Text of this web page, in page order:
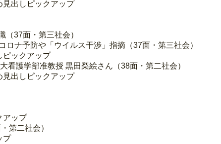
出しピックアップ
37面・第三社会）
ナ予防や「ウイルス干渉」指摘（37面・第三社会）
ピックアップ
看護学部准教授 黒田梨絵さん（38面・第二社会）
出しピックアップ
アップ
第二社会）
プ